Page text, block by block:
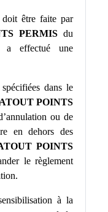
doit être faite par
PERMISdu
a effectué une
dans le
ATOUT POINTS
ou de
en dehors des
POINTS
le règlement
à la